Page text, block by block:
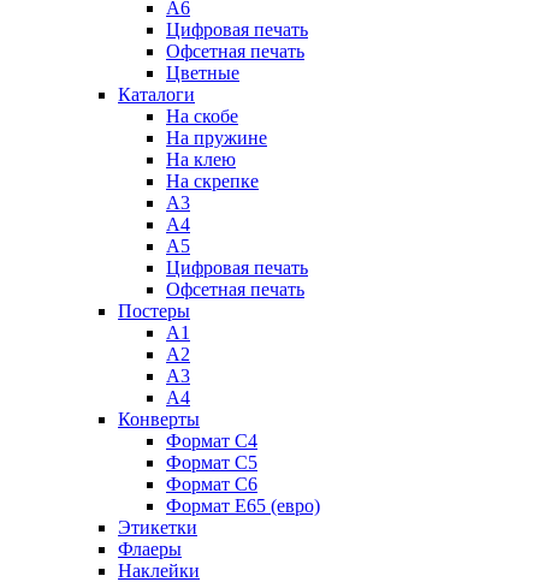
А6
Цифровая печать
Офсетная печать
Цветные
Каталоги
На скобе
На пружине
На клею
На скрепке
А3
А4
А5
Цифровая печать
Офсетная печать
Постеры
А1
А2
А3
А4
Конверты
Формат С4
Формат C5
Формат С6
Формат E65 (евро)
Этикетки
Флаеры
Наклейки